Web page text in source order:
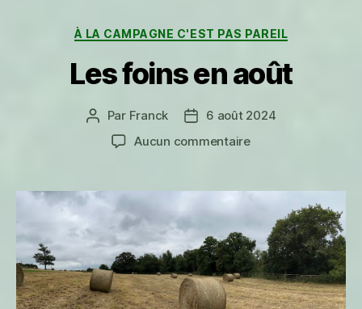
Catégories
À LA CAMPAGNE C'EST PAS PAREIL
Les foins en août
Auteur
l’article
Par Franck
Date6 août 2024
Aucun commentairesur
en